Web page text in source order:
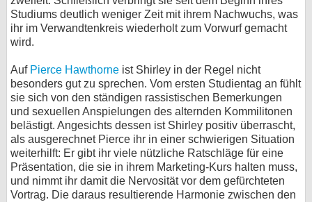
Studiums deutlich weniger Zeit mit ihrem Nachwuchs, was
ihr im Verwandtenkreis wiederholt zum Vorwurf gemacht
wird.
Auf Pierce Hawthorne ist Shirley in der Regel nicht
besonders gut zu sprechen. Vom ersten Studientag an fühlt
sie sich von den ständigen rassistischen Bemerkungen
und sexuellen Anspielungen des alternden Kommilitonen
belästigt. Angesichts dessen ist Shirley positiv überrascht,
als ausgerechnet Pierce ihr in einer schwierigen Situation
weiterhilft: Er gibt ihr viele nützliche Ratschläge für eine
Präsentation, die sie in ihrem Marketing-Kurs halten muss,
und nimmt ihr damit die Nervosität vor dem gefürchteten
Vortrag. Die daraus resultierende Harmonie zwischen den